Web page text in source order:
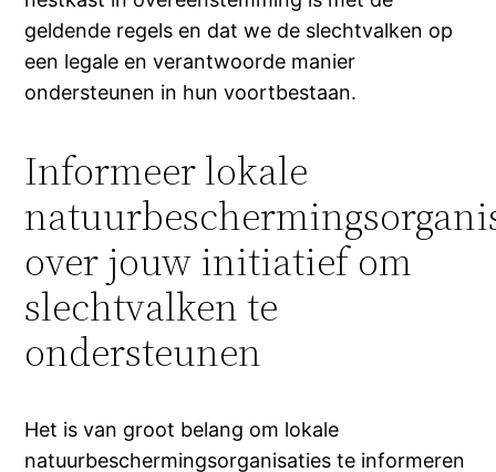
geldende regels en dat we de slechtvalken op
een legale en verantwoorde manier
ondersteunen in hun voortbestaan.
Informeer lokale
over jouw initiatief om
slechtvalken te
ondersteunen
Het is van groot belang om lokale
natuurbeschermingsorganisaties te informeren